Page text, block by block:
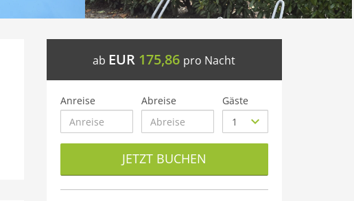
ab EUR 175,86 pro Nacht
Anreise Abreise Gäste
JETZT BUCHEN